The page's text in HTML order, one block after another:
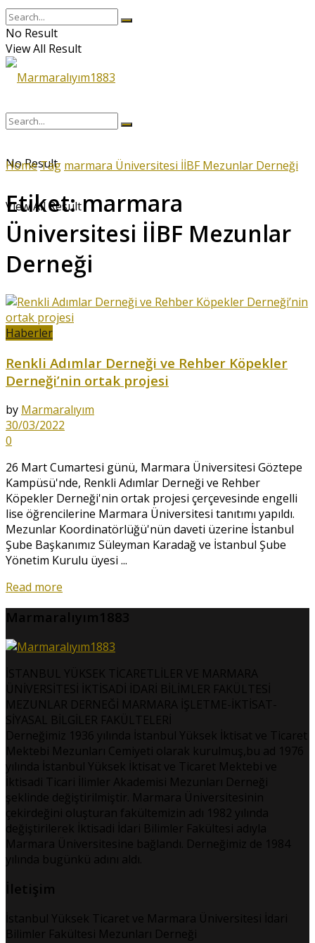
No Result
View All Result
No Result
View All Result
HomeTag marmara Üniversitesi İİBF Mezunlar Derneği
Etiket:marmara
Üniversitesi İİBF Mezunlar
Derneği
Haberler
Renkli Adımlar Derneği ve Rehber Köpekler
Derneği’nin ortak projesi
by Marmaralıyım
30/03/2022
0
26 Mart Cumartesi günü, Marmara Üniversitesi Göztepe
Kampüsü'nde, Renkli Adımlar Derneği ve Rehber
Köpekler Derneği'nin ortak projesi çerçevesinde engelli
lise öğrencilerine Marmara Üniversitesi tanıtımı yapıldı.
Mezunlar Koordinatörlüğü'nün daveti üzerine İstanbul
Şube Başkanımız Süleyman Karadağ ve İstanbul Şube
Yönetim Kurulu üyesi ...
Read more
Marmaralıyım1883
İSTANBUL YÜKSEK TİCARETLİLER VE MARMARA
ÜNİVERSİTESİ İKTİSADİ İDARİ BİLİMLER FAKÜLTESİ
MEZUNLAR DERNEĞİ MARMARA İŞLETME-İKTİSAT-
SİYASAL BİLGİLER FAKÜLTELERİ
Derneğimiz 1936 yılında İstanbul Yüksek İktisat ve Ticaret
Mektebi Mezunları Cemiyeti olarak kurulmuş,bu ad 1976
yılında İstanbul Yüksek İktisat ve Ticaret Mektebi ve
İktisadi Ticari İlimler Akademisi Mezunları Derneği
şeklinde değiştirilmiştir. Marmara Üniversitesinin
çekirdeğini oluşturan fakültemizin adı 1982 yılında
değiştirilerek İktisadi İdari Bilimler Fakültesi adıyla
Marmara Üniversitesine bağlandı. Derneğimiz de 1984
yılında bugünkü adını aldı.
İletişim
İstanbul Yüksek Ticaret ve Marmara Üniversitesi İdari
Bilimler Fakültesi Mezunları Derneği